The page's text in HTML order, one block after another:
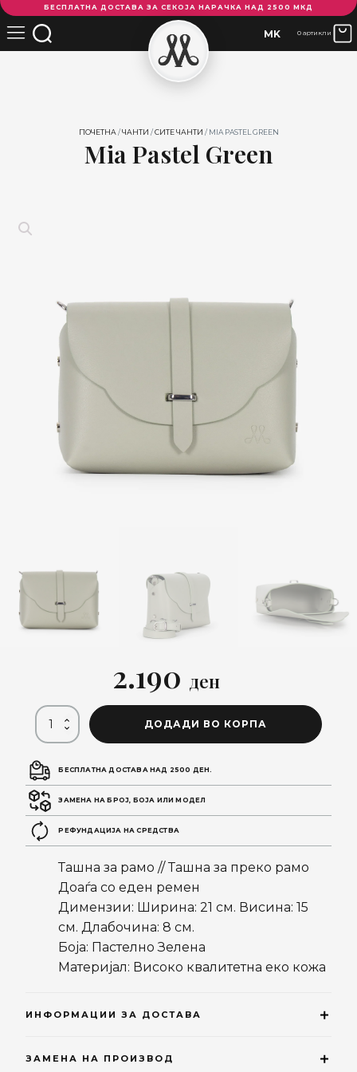
БЕСПЛАТНА ДОСТАВА ЗА СЕКОЈА НАРАЧКА НАД 2500 МКД
MK 0 артикли
ПОЧЕТНА/ЧАНТИ /СИТЕ ЧАНТИ / MIA PASTEL GREEN
Mia Pastel Green
2.190 ден
Pastel
Green
количина
ДОДАДИ ВО КОРПА
БЕСПЛАТНА ДОСТАВА НАД 2500 ДЕН.
ЗАМЕНА НА БРОЈ, БОЈА ИЛИ МОДЕЛ
РЕФУНДАЦИЈА НА СРЕДСТВА
Ташна за рамо // Ташна за преко рамо
Доаѓа со еден ремен
Димензии: Ширина: 21 см. Висина: 15
см. Длабочина: 8 см.
Боја: Пастелно Зелена
Материјал: Високо квалитетна еко кожа
ИНФОРМАЦИИ ЗА ДОСТАВА
ЗАМЕНА НА ПРОИЗВОД